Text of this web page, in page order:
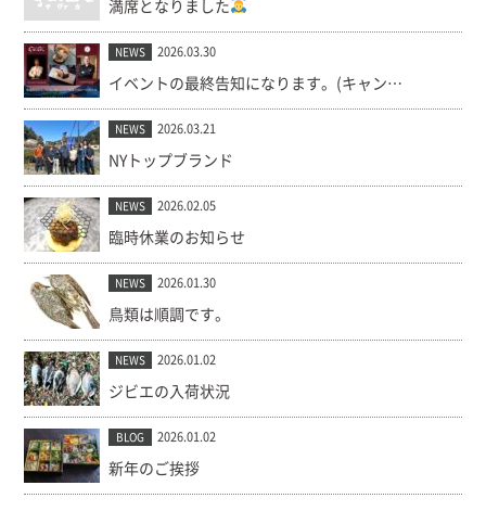
満席となりました
NEWS 2026.03.30
イベントの最終告知になります。(キャンセル出ました！)
NEWS 2026.03.21
NYトップブランド
NEWS 2026.02.05
臨時休業のお知らせ
NEWS 2026.01.30
鳥類は順調です。
NEWS 2026.01.02
ジビエの入荷状況
BLOG 2026.01.02
新年のご挨拶